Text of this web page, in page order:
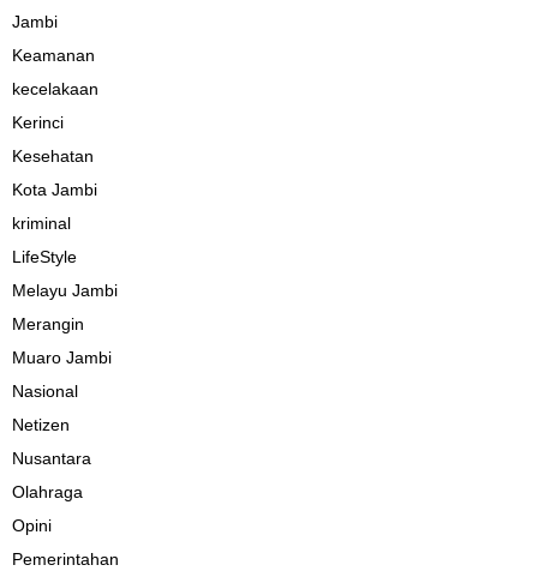
Jambi
Keamanan
kecelakaan
Kerinci
Kesehatan
Kota Jambi
kriminal
LifeStyle
Melayu Jambi
Merangin
Muaro Jambi
Nasional
Netizen
Nusantara
Olahraga
Opini
Pemerintahan